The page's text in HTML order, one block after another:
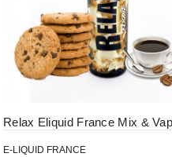
Relax Eliquid France Mix &
E-LIQUID FRANCE